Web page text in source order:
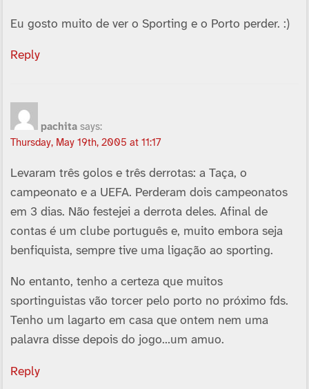
Eu gosto muito de ver o Sporting e o Porto perder. :)
Reply
pachita says:
Thursday, May 19th, 2005 at 11:17
Levaram três golos e três derrotas: a Taça, o
campeonato e a UEFA. Perderam dois campeonatos
em 3 dias. Não festejei a derrota deles. Afinal de
contas é um clube português e, muito embora seja
benfiquista, sempre tive uma ligação ao sporting.
No entanto, tenho a certeza que muitos
sportinguistas vão torcer pelo porto no próximo fds.
Tenho um lagarto em casa que ontem nem uma
palavra disse depois do jogo…um amuo.
Reply